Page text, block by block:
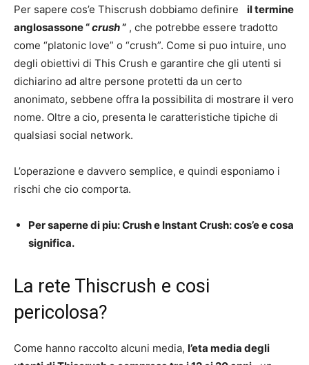
Per sapere cos’e Thiscrush dobbiamo definire il termine
anglosassone “crush” , che potrebbe essere tradotto
come “platonic love” o “crush”. Come si puo intuire, uno
degli obiettivi di This Crush e garantire che gli utenti si
dichiarino ad altre persone protetti da un certo
anonimato, sebbene offra la possibilita di mostrare il vero
nome. Oltre a cio, presenta le caratteristiche tipiche di
qualsiasi social network.
L’operazione e davvero semplice, e quindi esponiamo i
rischi che cio comporta.
Per saperne di piu: Crush e Instant Crush: cos’e e cosa
significa.
La rete Thiscrush e cosi
pericolosa?
Come hanno raccolto alcuni media, l’eta media degli